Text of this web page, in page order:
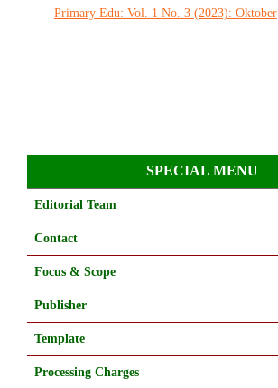
Primary Edu: Vol. 1 No. 3 (2023): Oktober
SPECIAL MENU
Editorial Team
Contact
Focus & Scope
Publisher
Template
Processing Charges